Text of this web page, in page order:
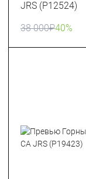
JRS (P12524)
38 000₽40%